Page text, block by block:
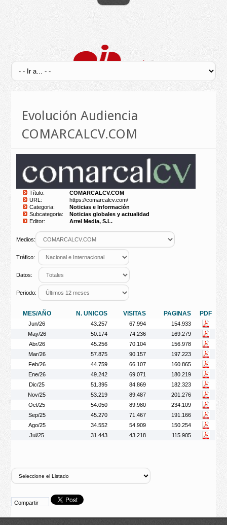
Evolución Audiencia
COMARCALCV.COM
Título:
COMARCALCV.COM
URL:
https://comarcalcv.com/
Categoria:
Noticias e Información
Subcategoria:
Noticias globales y actualidad
Editor:
Arrel Media, S.L.
Medios:
Tráfico:
Datos:
Periodo:
MES/AÑO N. UNICOS VISITAS PAGINAS PDF
Jun/26 43.257 67.994
154.933
May/26
50.174 74.236
169.279
Abr/26
45.256 70.104
156.978
Mar/26
57.875 90.157
197.223
Feb/26
44.759 66.107
160.865
Ene/26
49.242 69.071
180.219
Dic/25
51.395 84.869
182.323
Nov/25
53.219 89.487
201.276
Oct/25
54.050 89.980
234.109
Sep/25
45.270 71.467
191.166
Ago/25
34.552 54.909
150.254
Jul/25
31.443 43.218 115.905
Compartir